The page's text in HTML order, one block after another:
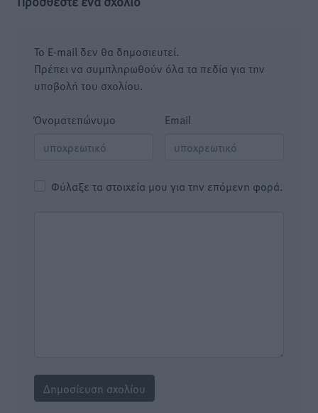
Το E-mail δεν θα δημοσιευτεί.
Πρέπει να συμπληρωθούν όλα τα πεδία για την
υποβολή του σχολίου.
Όνοματεπώνυμο Email
Φύλαξε τα στοιχεία μου για την επόμενη φορά.